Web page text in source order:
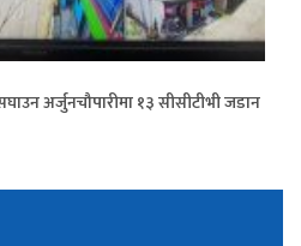
अर्जुनचौपारीमा १३ सीसीटीभी जडान